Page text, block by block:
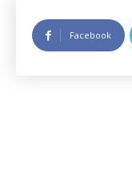
Facebook